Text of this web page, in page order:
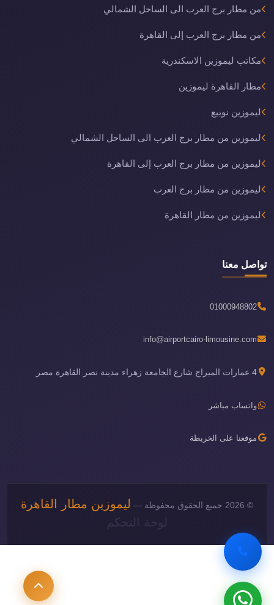
من مطار برج العرب الى الساحل الشمالي
من مطار برج العرب إلى القاهرة
مكاتب ليموزين الاسكندرية
مطار القاهرة ليموزين
ليموزين نويبع
ليموزين من مطار برج العرب الى الساحل الشمالي
ليموزين من مطار برج العرب إلى القاهرة
ليموزين من مطار برج العرب
ليموزين من مطار القاهرة
تواصل معنا
01000948802
info@airportcairo-limousine.com
4 عمارات الميراج شارع الجامعة زهراء مدينة نصر القاهرة مصر
واتساب مباشر
موقعنا على الخريطة
© 2026 جميع الحقوق محفوظة —
ليموزين مطار القاهرة